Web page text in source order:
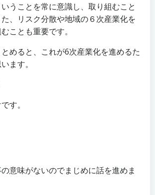
うことを常に意識し、取り組むこと
、リスク分散や地域の６次産業化を
ことも重要です。
めると、これが6次産業化を進めるた
ます。
す。
意味がないのでまじめに話を進めま